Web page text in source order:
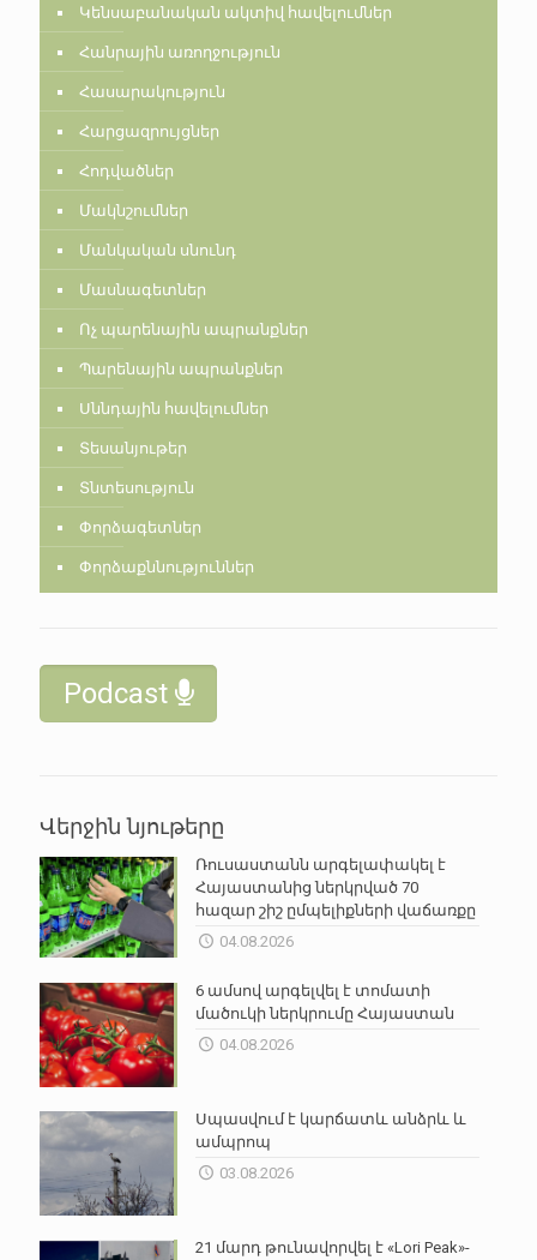
Կենսաբանական ակտիվ հավելումներ
Հանրային առողջություն
Հասարակություն
Հարցազրույցներ
Հոդվածներ
Մակնշումներ
Մանկական սնունդ
Մասնագետներ
Ոչ պարենային ապրանքներ
Պարենային ապրանքներ
Սննդային հավելումներ
Տեսանյութեր
Տնտեսություն
Փորձագետներ
Փորձաքննություններ
Podcast
Վերջին նյութերը
Ռուսաստանն արգելափակել է
Հայաստանից ներկրված 70
հազար շիշ ըմպելիքների վաճառքը
04.08.2026
6 ամսով արգելվել է տոմատի
մածուկի ներկրումը Հայաստան
04.08.2026
Սպասվում է կարճատև անձրև և
ամպրոպ
03.08.2026
21 մարդ թունավորվել է «Lori Peak»-